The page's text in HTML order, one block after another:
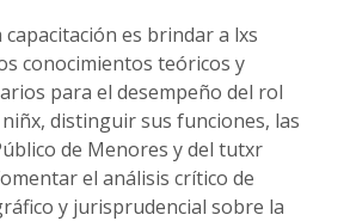
capacitación es brindar a lxs
conocimientos teóricos y
para el desempeño del rol
distinguir sus funciones, las
de Menores y del tutxr
el análisis crítico de
y jurisprudencial sobre la